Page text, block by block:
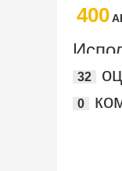
400
32
0